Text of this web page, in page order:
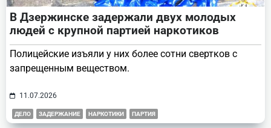
В Дзержинске задержали двух молодых
людей с крупной партией наркотиков
Полицейские изъяли у них более сотни свертков с
запрещенным веществом.
11.07.2026
ДЕЛО ЗАДЕРЖАНИЕ НАРКОТИКИ ПАРТИЯ